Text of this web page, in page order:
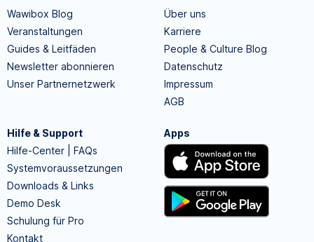
Wawibox Blog
Veranstaltungen
Guides & Leitfäden
Newsletter abonnieren
Unser Partnernetzwerk
Über uns
Karriere
People & Culture Blog
Datenschutz
Impressum
AGB
Hilfe & Support
Hilfe-Center | FAQs
Systemvoraussetzungen
Downloads & Links
Demo Desk
Schulung für Pro
Kontakt
Apps